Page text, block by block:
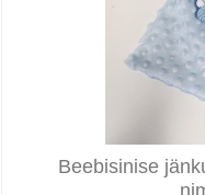
Beebisinise